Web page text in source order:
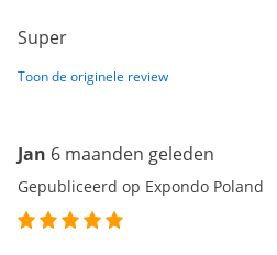
Super
Toon de originele review
Jan 6 maanden geleden
Gepubliceerd op Expondo Poland